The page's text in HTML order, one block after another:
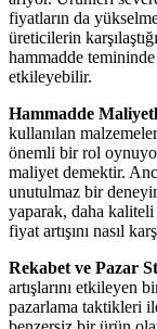
fiyatların da
üreticilerin
hammadde
etkileyebilir.
Hammadde
kullanılan
önemli bir rol
maliyet demektir.
unutulmaz bir
yaparak, daha
fiyat artışını nasıl
Rekabet ve Pazar
artışlarını etkileyen
pazarlama taktikleri